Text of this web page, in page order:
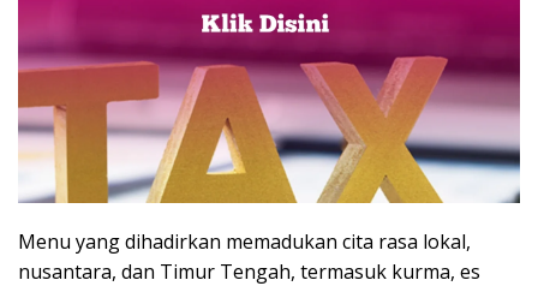
Menu yang dihadirkan memadukan cita rasa lokal,
nusantara, dan Timur Tengah, termasuk kurma, es